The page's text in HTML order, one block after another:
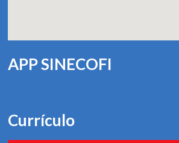
APP SINECOFI
Currículo